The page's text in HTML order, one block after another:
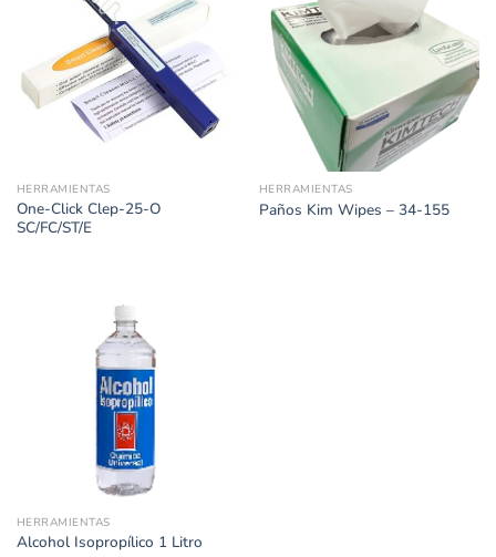
HERRAMIENTAS
One-Click Clep-25-O
SC/FC/ST/E
HERRAMIENTAS
Paños Kim Wipes – 34-155
HERRAMIENTAS
Alcohol Isopropílico 1 Litro